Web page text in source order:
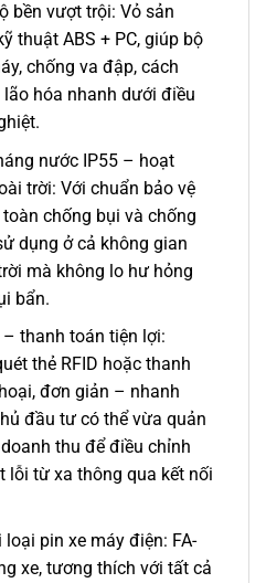
bền vượt trội: Vỏ sản
thuật ABS + PC, giúp bộ
chống va đập, cách
hóa nhanh dưới điều
nước IP55 – hoạt
trời: Với chuẩn bảo vệ
toàn chống bụi và chống
dụng ở cả không gian
mà không lo hư hỏng
bẩn.
thanh toán tiện lợi:
thẻ RFID hoặc thanh
đơn giản – nhanh
đầu tư có thể vừa quản
thu để điều chỉnh
lỗi từ xa thông qua kết nối
pin xe máy điện: FA-
xe, tương thích với tất cả